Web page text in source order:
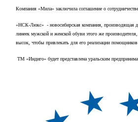
Компания «Мила» заключила соглашение о
«НСК-Люкс» - новосибирская компания, производящая
линеек мужской и женской обуви этого же
высок, чтобы привлекать для его реализации
ТМ «Индиго» будет представлена уральским